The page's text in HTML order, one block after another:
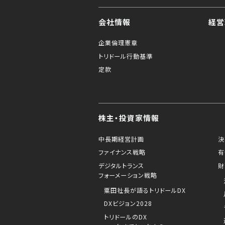
会社情報
企業倫理憲章
トリドール行動基準
定款
経
株主・投資家情報
中長期経営計画
ファイナンス戦略
デジタルトランス
フォーメーション戦略
粟田社長が語るトリドールDX
DXビジョン2028
トリドールのDX